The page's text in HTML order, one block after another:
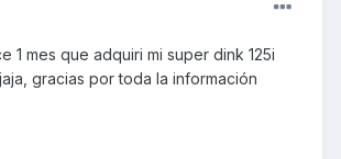
1 mes que adquiri mi super dink 125i
gracias por toda la información